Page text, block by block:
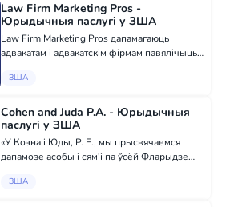
Law Firm Marketing Pros -
Юрыдычныя паслугі у ЗША
Law Firm Marketing Pros дапамагаюць
адвакатам і адвакатскім фірмам павялічыць
эфектыўных цыфравых маркетынгавых
юрыдычнай галін...
ЗША
Cohen and Juda P.A. - Юрыдычныя
паслугі у ЗША
«У Коэна і Юды, Р. E., мы прысвячаемся
дапамозе асобы і сям'і па ўсёй Фларыдзе
заслужваюць пасьля таго, як атрымалі
ЗША